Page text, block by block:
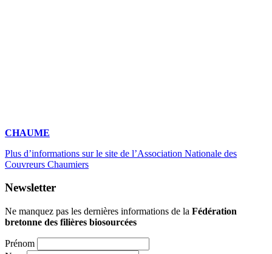
CHAUME
Plus d’informations sur le site de l’Association Nationale des
Couvreurs Chaumiers
Newsletter
Ne manquez pas les dernières informations de la Fédération
bretonne des filières biosourcées
Prénom